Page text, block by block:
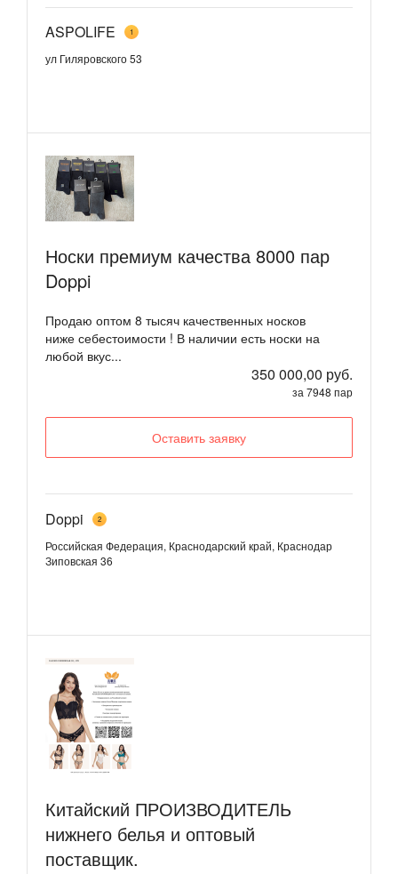
ASPOLIFE 1
ул Гиляровского 53
Носки премиум качества 8000 пар
Doppi
Продаю оптом 8 тысяч качественных носков
ниже себестоимости ! В наличии есть носки на
любой вкус...
350 000,00 руб.
за 7948 пар
Оставить заявку
Doppi 2
Российская Федерация, Краснодарский край, Краснодар
Зиповская 36
Китайский ПРОИЗВОДИТЕЛЬ
нижнего белья и оптовый
поставщик.